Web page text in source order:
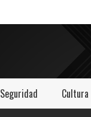
Seguridad Cultura